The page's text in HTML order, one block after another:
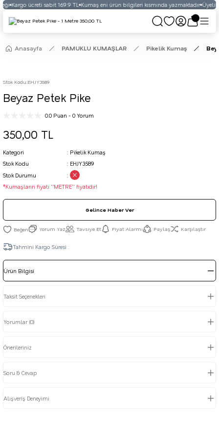
Kargo ücreti sabit 169.9 TL Kumaş eni ürün bilgileri kısmında yazmaktadır Üyelikli
Anasayfa PAMUKLU KUMAŞLAR Pikelik Kumaş
Stok Kodu:EHJY3589
Beyaz Petek Pike
0.0 Puan - 0 Yorum
350,00 TL
Kategori
Pikelik Kumaş
Stok Kodu
EHJY3589
Stok Durumu
*Kumaşların fiyatı ''METRE'' fiyatıdır!
Gelince Haber Ver
Yorum Yaz Tavsiye Et Fiyat Alarmı Paylaş Karşılaştır
Tahmini Kargo Süresi :
Ürün Bilgisi
Taksit Seçenekleri
Yorumlar (0)
Önerileriniz
Soru & Cevap
Alışveriş Deneyimi